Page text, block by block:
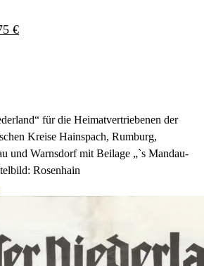
€Aktueller
Preis
für die Heimatvertriebenen der
Kreise Hainspach, Rumburg,
und Warnsdorf mit Beilage „`s Mandau-
Rosenhain